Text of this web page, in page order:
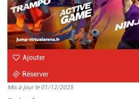
Ajouter
Réserver
Mis à jour le 01/12/2025